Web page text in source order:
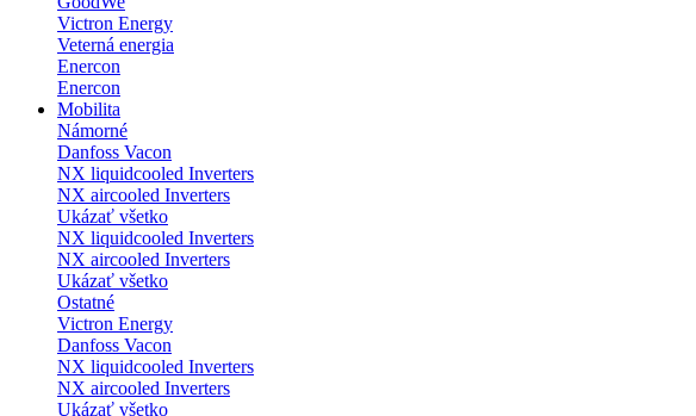
Victron Energy
Veterná energia
Enercon
Enercon
Mobilita
Námorné
Danfoss Vacon
NX liquidcooled Inverters
NX aircooled Inverters
Ukázať všetko
NX liquidcooled Inverters
NX aircooled Inverters
Ukázať všetko
Ostatné
Victron Energy
Danfoss Vacon
NX liquidcooled Inverters
NX aircooled Inverters
Ukázať všetko